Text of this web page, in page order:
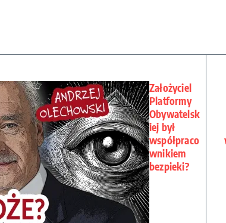
Założyciel
Platformy
Obywatelsk
iej był
współpraco
wnikiem
bezpieki?